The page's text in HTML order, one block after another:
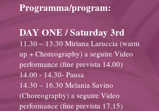
Programma/program:
DAY ONE / Saturday 3rd
11.30 – 13.30 Miriana Laruccia (warm
up + Choreography) a seguire Video
performance (fine prevista 14.00)
14.00 - 14.30- Pausa
14.30 – 16.30 Melania Savino
(Choreography) a seguire Video
performance (fine prevista 17.15)